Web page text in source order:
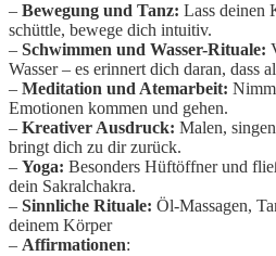
– Bewegung und Tanz: Lass deinen
schüttle, bewege dich intuitiv.
– Schwimmen und Wasser-Rituale:
Wasser – es erinnert dich daran, dass
– Meditation und Atemarbeit:
Emotionen kommen und gehen.
– Kreativer Ausdruck: Malen,
bringt dich zu dir zurück.
– Yoga: Besonders Hüftöffner und
dein Sakralchakra.
– Sinnliche Rituale: Öl-Massagen,
deinem Körper
– Affirmationen: